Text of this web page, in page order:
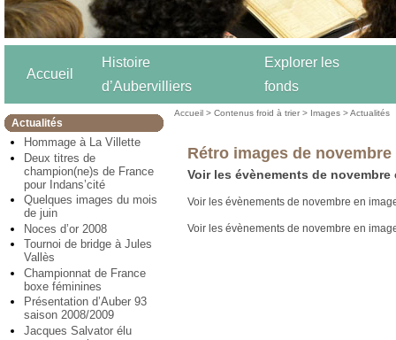
Accueil
Histoire
d’Aubervilliers
Explorer les
fonds
Actualités
Hommage à La Villette
Deux titres de
champion(ne)s de France
pour Indans’cité
Quelques images du mois
de juin
Noces d’or 2008
Tournoi de bridge à Jules
Vallès
Championnat de France
boxe féminines
Présentation d’Auber 93
saison 2008/2009
Jacques Salvator élu
Accueil >Contenus froid à trier > Images >Actualités
Rétro images de novembre
Voir les évènements de novembre
Voir les évènements de novembre en
Voir les évènements de novembre en